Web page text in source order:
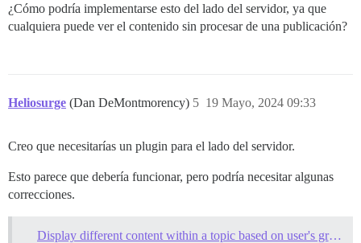
¿Cómo podría implementarse esto del lado del servidor, ya que
cualquiera puede ver el contenido sin procesar de una publicación?
Heliosurge (Dan DeMontmorency) 19 Mayo, 2024 09:33
5
Creo que necesitarías un plugin para el lado del servidor.
Esto parece que debería funcionar, pero podría necesitar algunas
correcciones.
Display different content within a topic based on user's groups membership?